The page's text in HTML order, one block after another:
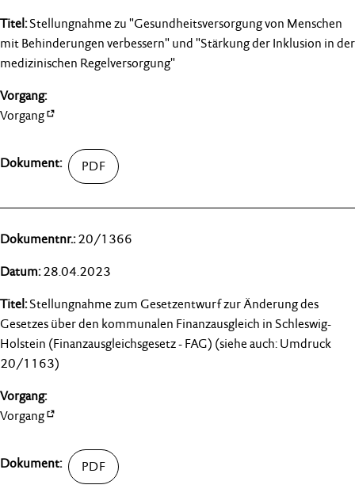
Stellungnahme zu "Gesundheitsversorgung von Menschen
mit Behinderungen verbessern" und "Stärkung der Inklusion in der
medizinischen Regelversorgung"
Vorgang
20/1366
28.04.2023
Stellungnahme zum Gesetzentwurf zur Änderung des
Gesetzes über den kommunalen Finanzausgleich in Schleswig-
Holstein (Finanzausgleichsgesetz - FAG) (siehe auch: Umdruck
20/1163)
Vorgang